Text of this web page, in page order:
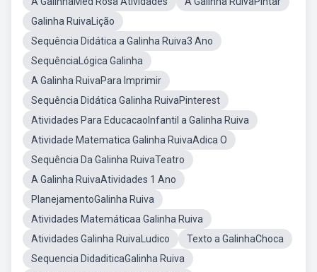
Galinha RuivaLição
Sequência Didática a Galinha Ruiva3 Ano
SequênciaLógica Galinha
A Galinha RuivaPara Imprimir
Sequência Didática Galinha RuivaPinterest
Atividades Para EducacaoInfantil a Galinha Ruiva
Atividade Matematica Galinha RuivaAdica O
Sequência Da Galinha RuivaTeatro
A Galinha RuivaAtividades 1 Ano
PlanejamentoGalinha Ruiva
Atividades Matemáticaa Galinha Ruiva
Atividades Galinha RuivaLudico
Texto a GalinhaChoca
Sequencia DidaditicaGalinha Ruiva